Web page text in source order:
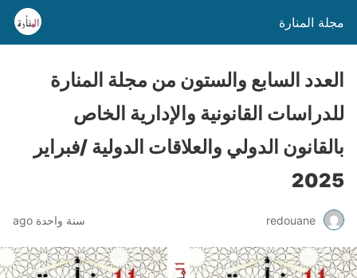
مجلة المنارة
العدد السابع والستون من مجلة المنارة
للدراسات القانونية والإدارية الخاص
بالقانون الدولي والعلاقات الدولية /فبراير
2025
redouane سنة واحدة ago